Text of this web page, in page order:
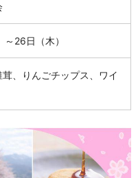
26日（木）
、りんごチップス、ワイ